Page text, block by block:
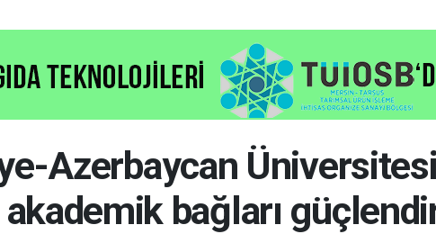
Azerbaycan
akademik bağları